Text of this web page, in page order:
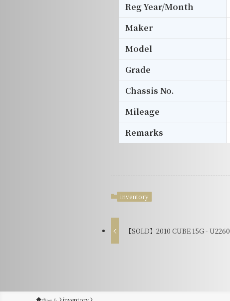
Reg Year/Month
Maker
Model
Grade
Chassis No.
Mileage
Remarks
inventory
【SOLD】2010 CUBE 15G - U2260